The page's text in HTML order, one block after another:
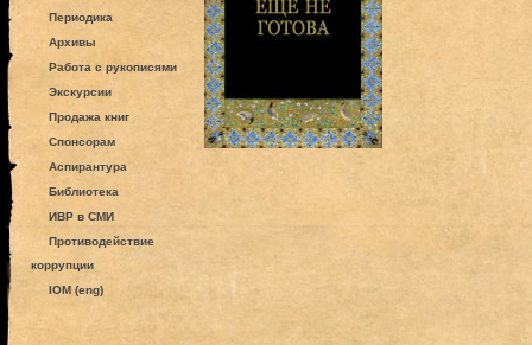
Периодика
Архивы
Работа с рукописями
Экскурсии
Продажа книг
Спонсорам
Аспирантура
Библиотека
ИВР в СМИ
Противодействие
коррупции
IOM (eng)